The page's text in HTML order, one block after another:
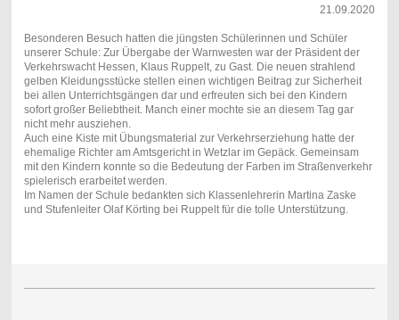
21.09.2020
Besonderen Besuch hatten die jüngsten Schülerinnen und Schüler
unserer Schule: Zur Übergabe der Warnwesten war der Präsident der
Verkehrswacht Hessen, Klaus Ruppelt, zu Gast. Die neuen strahlend
gelben Kleidungsstücke stellen einen wichtigen Beitrag zur Sicherheit
bei allen Unterrichtsgängen dar und erfreuten sich bei den Kindern
sofort großer Beliebtheit. Manch einer mochte sie an diesem Tag gar
nicht mehr ausziehen.
Auch eine Kiste mit Übungsmaterial zur Verkehrserziehung hatte der
ehemalige Richter am Amtsgericht in Wetzlar im Gepäck. Gemeinsam
mit den Kindern konnte so die Bedeutung der Farben im Straßenverkehr
spielerisch erarbeitet werden.
Im Namen der Schule bedankten sich Klassenlehrerin Martina Zaske
und Stufenleiter Olaf Körting bei Ruppelt für die tolle Unterstützung.